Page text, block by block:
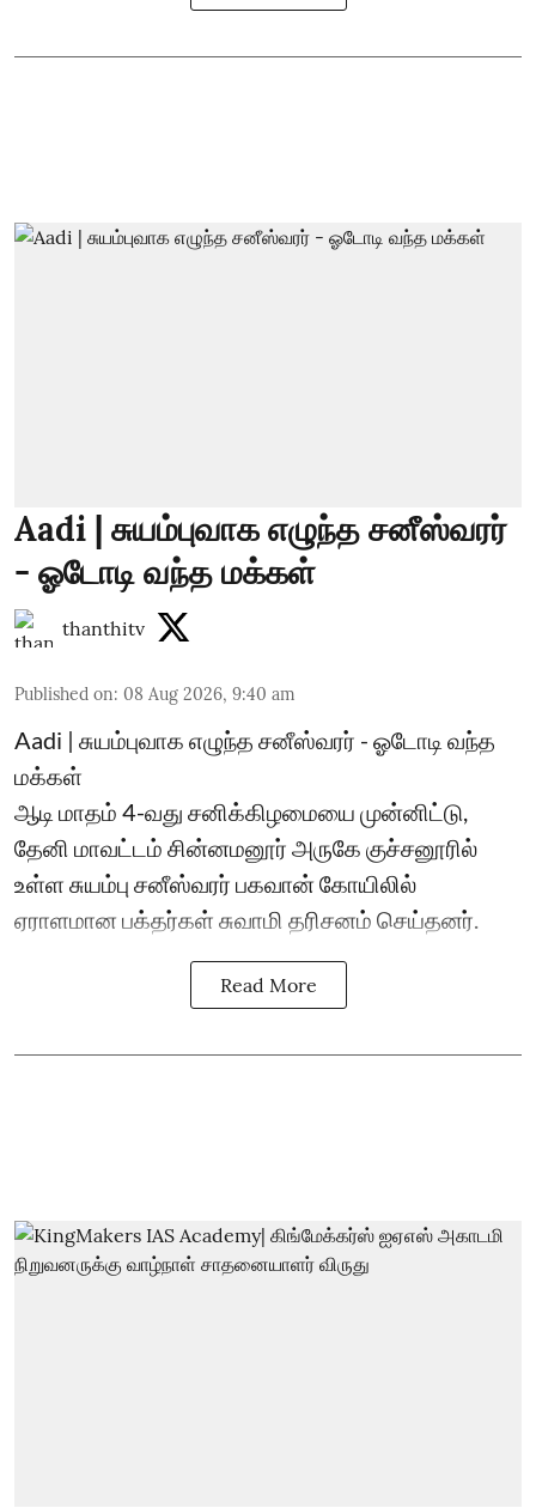
Aadi | சுயம்புவாக எழுந்த சனீஸ்வரர்
- ஓடோடி வந்த மக்கள்
thanthitv
Published on: 08 Aug 2026, 9:40 am
Aadi | சுயம்புவாக எழுந்த சனீஸ்வரர் - ஓடோடி வந்த
மக்கள்
ஆடி மாதம் 4-வது சனிக்கிழமையை முன்னிட்டு,
தேனி மாவட்டம் சின்னமனூர் அருகே குச்சனூரில்
உள்ள சுயம்பு சனீஸ்வரர் பகவான் கோயிலில்
ஏராளமான பக்தர்கள் சுவாமி தரிசனம் செய்தனர்.
Read More